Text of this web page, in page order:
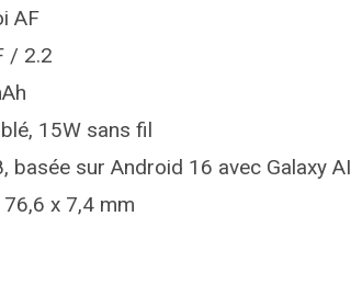
AF
/ 2.2
15W sans fil
basée sur Android 16 avec Galaxy AI
x 7,4 mm